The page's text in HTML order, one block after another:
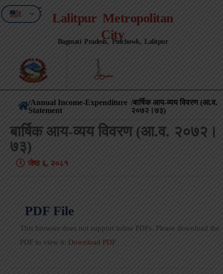
Lalitpur Metropolitan
City
Bagmati Pradesh, Pulchowk, Lalitpur
/Annual Income-Expenditure
Statement
/बार्षिक आय-व्यय विवरण (आ.व.
२०७२।७३)
बार्षिक आय-व्यय विवरण (आ.व. २०७२।
७३)
जेष्ठ ६, २०८१
PDF File
This browser does not support inline PDFs. Please download the
PDF to view it: Download PDF